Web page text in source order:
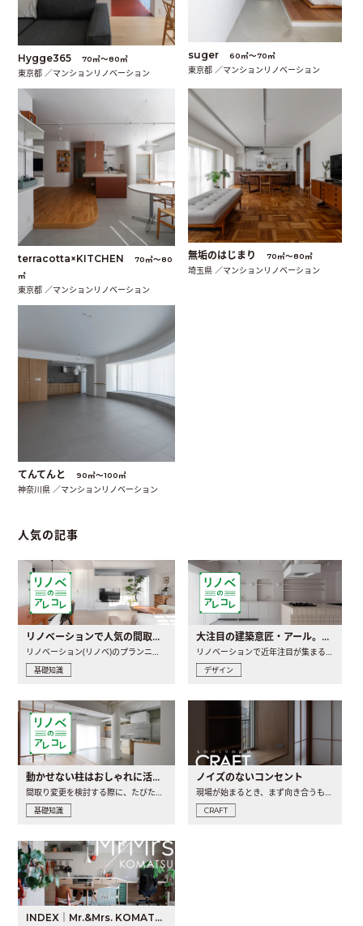
Hygge365 70㎡〜80㎡
東京都 ／マンションリノベーション
suger 60㎡〜70㎡
東京都 ／マンションリノベーション
terracotta×KITCHEN
70㎡〜80
㎡
東京都 ／マンションリノベーション
無垢のはじまり 70㎡〜80㎡
埼玉県 ／マンションリノベーション
てんてんと 90㎡〜100㎡
神奈川県 ／マンションリノベーション
人気の記事
リノベーションで人気の間取りとは？トレンドの間取りと実例を徹底解説
リノベーション(リノベ)のプランニングで一番最初に決めるのは..
基礎知識
大注目の建築意匠・アール。人気の理由と空間に取り入れるポイント
リノベーションで近年注目が集まる建築意匠の一つであるアール..
デザイン
動かせない柱はおしゃれに活用！柱を魅せるリノベーション(リノベ)4選
間取り変更を検討する際に、たびたび皆さんの頭を悩ませる動か..
基礎知識
ノイズのないコンセント
現場が始まるとき、まず向き合うものの一つがコンセントです..
CRAFT
INDEX｜Mr.&Mrs. KOMATSU renovation diary